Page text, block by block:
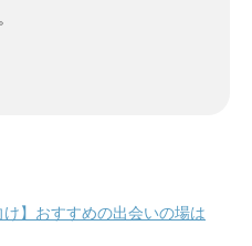
。
】おすすめの出会いの場は